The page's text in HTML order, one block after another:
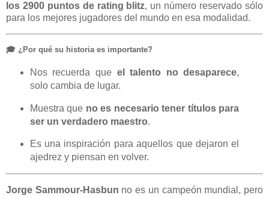
los 2900 puntos de rating blitz, un número reservado sólo
para los mejores jugadores del mundo en esa modalidad.
🎓 ¿Por qué su historia es importante?
Nos recuerda que el talento no desaparece,
solo cambia de lugar.
Muestra que no es necesario tener títulos para
ser un verdadero maestro.
Es una inspiración para aquellos que dejaron el
ajedrez y piensan en volver.
Jorge Sammour-Hasbun no es un campeón mundial, pero